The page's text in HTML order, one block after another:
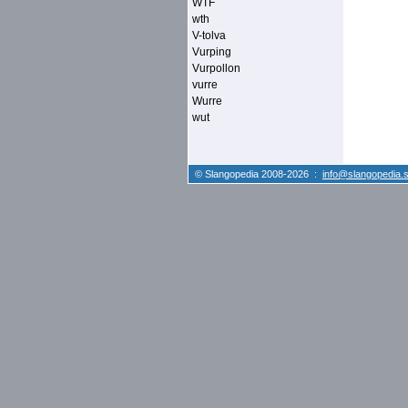
WTF
wth
V-tolva
Vurping
Vurpollon
vurre
Wurre
wut
© Slangopedia 2008-2026 :